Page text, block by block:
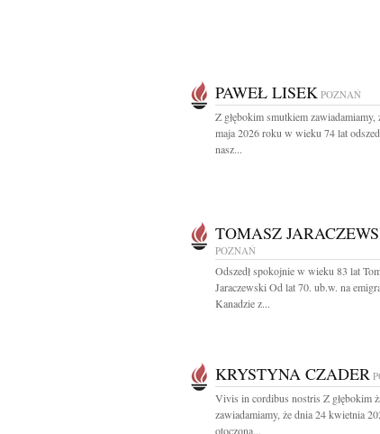
PAWEŁ LISEK POZNAŃ
Z głębokim smutkiem zawiadamiamy,
maja 2026 roku w wieku 74 lat
nasz...
TOMASZ
POZNAŃ
Odszedł spokojnie w wieku 83 lat
Jaraczewski Od lat 70. ub.w. na
Kanadzie z...
KRYSTYNA CZADER
Vivis in cordibus nostris Z głębokim
zawiadamiamy, że dnia 24 kwietnia
otoczona...